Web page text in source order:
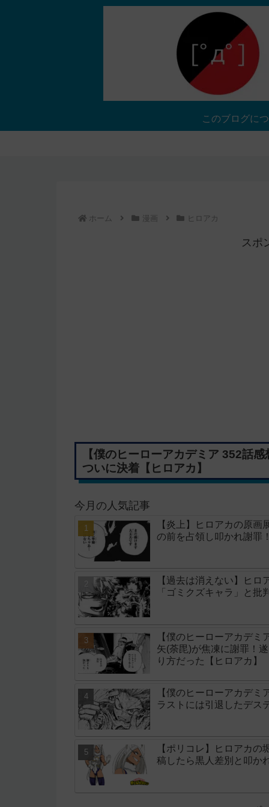
このブログに
ホーム 漫画 ヒロアカ
スポ
【僕のヒーローアカデミア 352話
ついに決着【ヒロアカ】
今月の人気記事
【炎上】ヒロアカの原
の前を占領し叩かれ謝罪
【過去は消えない】ヒ
「ゴミクズキャラ」と
【僕のヒーローアカデ
矢(荼毘)が焦凍に謝罪！
り方だった【ヒロアカ】
【僕のヒーローアカデ
ラストには引退したデス
【ポリコレ】ヒロアカ
稿したら黒人差別と叩か